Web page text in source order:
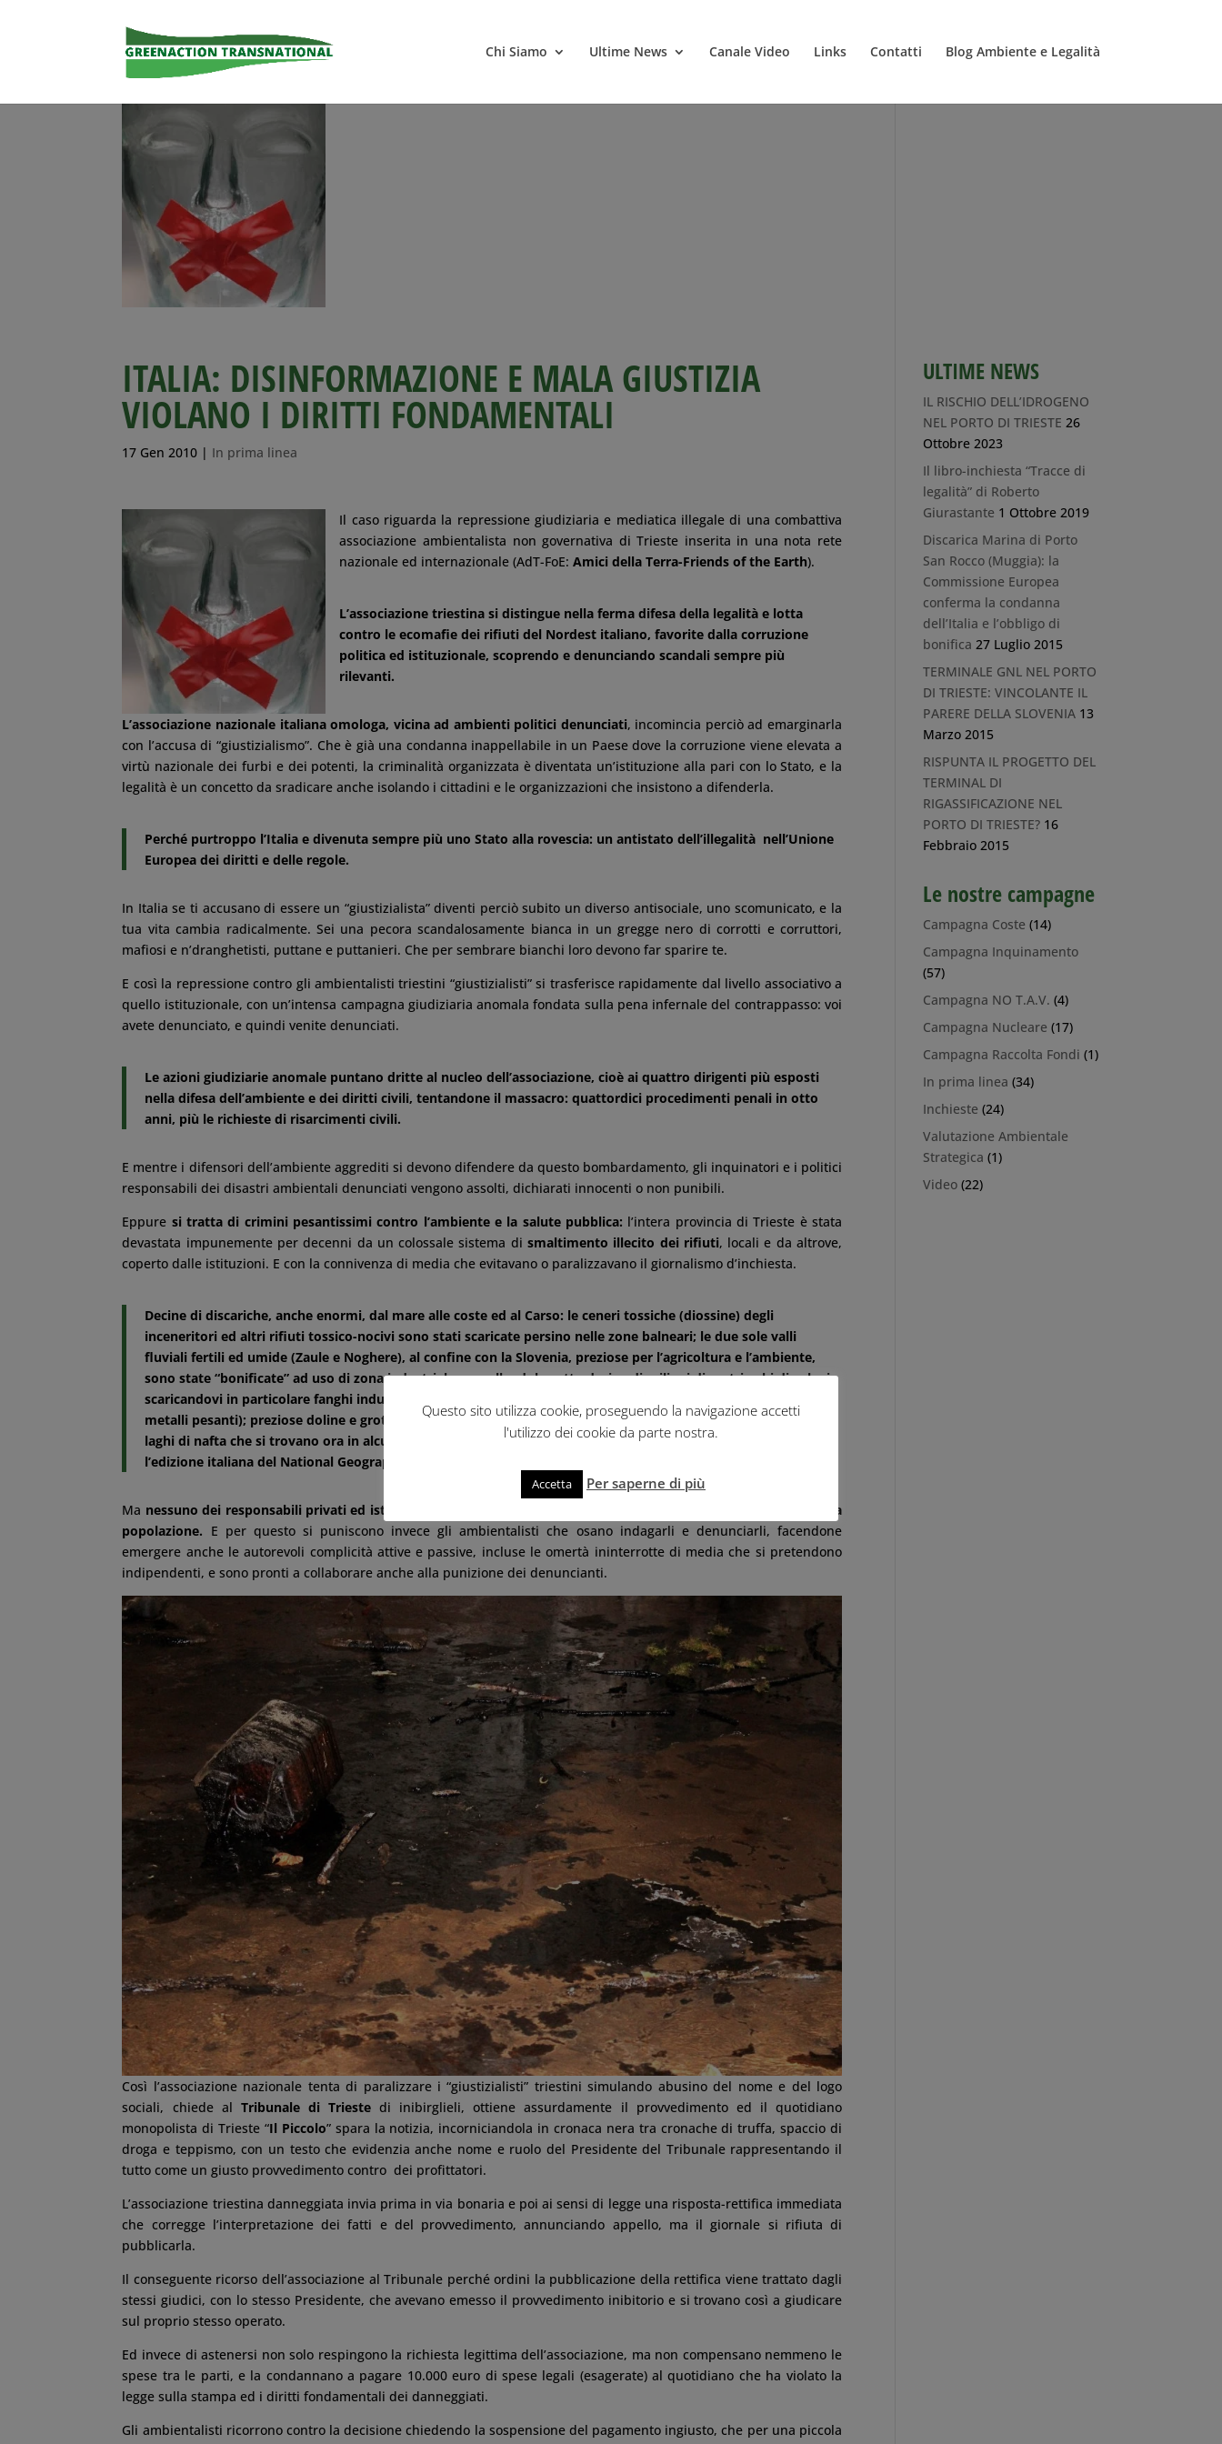
Chi Siamo Ultime News Canale Video Links Contatti Blog Ambiente e Legalità
ITALIA: DISINFORMAZIONE E MALA GIUSTIZIA
VIOLANO I DIRITTI FONDAMENTALI
17 Gen 2010 | In prima linea
Il caso riguarda la repressione giudiziaria e mediatica illegale di una combattiva
associazione ambientalista non governativa di Trieste inserita in una nota rete
nazionale ed internazionale (AdT-FoE:Amici della Terra-Friends of the Earth).
L’associazione triestina si distingue nella ferma difesa della legalità e lotta
contro le ecomafie dei rifiuti del Nordest italiano, favorite dalla corruzione
politica ed istituzionale, scoprendo e denunciando scandali sempre più
rilevanti.
L’associazione nazionale italiana omologa, vicina ad ambienti politici denunciati, incomincia perciò ad emarginarla
con l’accusa di “giustizialismo”. Che è già una condanna inappellabile in un Paese dove la corruzione viene elevata a
virtù nazionale dei furbi e dei potenti, la criminalità organizzata è diventata un’istituzione alla pari con lo Stato, e la
legalità è un concetto da sradicare anche isolando i cittadini e le organizzazioni che insistono a difenderla.
Perché purtroppo l’Italia e divenuta sempre più uno Stato alla rovescia: un antistato dell’illegalità nell’Unione
Europea dei diritti e delle regole.
In Italia se ti accusano di essere un “giustizialista” diventi perciò subito un diverso antisociale, uno scomunicato, e la
tua vita cambia radicalmente. Sei una pecora scandalosamente bianca in un gregge nero di corrotti e corruttori,
mafiosi e n’dranghetisti, puttane e puttanieri. Che per sembrare bianchi loro devono far sparire te.
E così la repressione contro gli ambientalisti triestini “giustizialisti” si trasferisce rapidamente dal livello associativo a
quello istituzionale, con un’intensa campagna giudiziaria anomala fondata sulla pena infernale del contrappasso: voi
avete denunciato, e quindi venite denunciati.
Le azioni giudiziarie anomale puntano dritte al nucleo dell’associazione, cioè ai quattro dirigenti più esposti
nella difesa dell’ambiente e dei diritti civili, tentandone il massacro: quattordici procedimenti penali in otto
anni, più le richieste di risarcimenti civili.
E mentre i difensori dell’ambiente aggrediti si devono difendere da questo bombardamento, gli inquinatori e i politici
responsabili dei disastri ambientali denunciati vengono assolti, dichiarati innocenti o non punibili.
Eppure si tratta di crimini pesantissimi contro l’ambiente e la salute pubblica: l’intera provincia di Trieste è stata
devastata impunemente per decenni da un colossale sistema di smaltimento illecito dei rifiuti, locali e da altrove,
coperto dalle istituzioni. E con la connivenza di media che evitavano o paralizzavano il giornalismo d’inchiesta.
Decine di discariche, anche enormi, dal mare alle coste ed al Carso: le ceneri tossiche (diossine) degli
inceneritori ed altri rifiuti tossico-nocivi sono stati scaricate persino nelle zone balneari; le due sole valli
fluviali fertili ed umide (Zaule e Noghere), al confine con la Slovenia, preziose per l’agricoltura e l’ambiente,
sono state “bonificate” ad uso di zona industriale seppellendole sotto decine di milioni di metri cubi di veleni,
scaricandovi in particolare fanghi industriali (i famigerati “sludges”, un micidiale mix di idrocarburi, acidi,
metalli pesanti); preziose doline e grotte carsiche utilizzate per fare sparire i rifiuti più scomodi (allucinanti i
laghi di nafta che si trovano ora in alcune di queste cavità), come ha documentato nel gennaio del 2010
l’edizione italiana del National Geographic.
Ma nessuno dei responsabili privati ed istituzionali dovrà mai rispondere per questi crimini contro l’ambiente e la
popolazione. E per questo si puniscono invece gli ambientalisti che osano indagarli e denunciarli, facendone
emergere anche le autorevoli complicità attive e passive, incluse le omertà ininterrotte di media che si pretendono
indipendenti, e sono pronti a collaborare anche alla punizione dei denuncianti.
Così l’associazione nazionale tenta di paralizzare i “giustizialisti” triestini simulando abusino del nome e del logo
sociali, chiede al Tribunale di Trieste di inibirglieli, ottiene assurdamente il provvedimento ed il quotidiano
monopolista di Trieste “Il Piccolo” spara la notizia, incorniciandola in cronaca nera tra cronache di truffa, spaccio di
droga e teppismo, con un testo che evidenzia anche nome e ruolo del Presidente del Tribunale rappresentando il
tutto come un giusto provvedimento contro dei profittatori.
L’associazione triestina danneggiata invia prima in via bonaria e poi ai sensi di legge una risposta-rettifica immediata
che corregge l’interpretazione dei fatti e del provvedimento, annunciando appello, ma il giornale si rifiuta di
pubblicarla.
Il conseguente ricorso dell’associazione al Tribunale perché ordini la pubblicazione della rettifica viene trattato dagli
stessi giudici, con lo stesso Presidente, che avevano emesso il provvedimento inibitorio e si trovano così a giudicare
sul proprio stesso operato.
Ed invece di astenersi non solo respingono la richiesta legittima dell’associazione, ma non compensano nemmeno le
spese tra le parti, e la condannano a pagare 10.000 euro di spese legali (esagerate) al quotidiano che ha violato la
legge sulla stampa ed i diritti fondamentali dei danneggiati.
Gli ambientalisti ricorrono contro la decisione chiedendo la sospensione del pagamento ingiusto, che per una piccola
ULTIME NEWS
IL RISCHIO DELL’IDROGENO
NEL PORTO DI TRIESTE 26
Ottobre 2023
Il libro-inchiesta “Tracce di
legalità” di Roberto
Giurastante 1 Ottobre 2019
Discarica Marina di Porto
San Rocco (Muggia): la
Commissione Europea
conferma la condanna
dell’Italia e l’obbligo di
bonifica 27 Luglio 2015
TERMINALE GNL NEL PORTO
DI TRIESTE: VINCOLANTE IL
PARERE DELLA SLOVENIA 13
Marzo 2015
RISPUNTA IL PROGETTO DEL
TERMINAL DI
RIGASSIFICAZIONE NEL
PORTO DI TRIESTE? 16
Febbraio 2015
Le nostre campagne
Campagna Coste (14)
Campagna Inquinamento
(57)
Campagna NO T.A.V. (4)
Campagna Nucleare (17)
Campagna Raccolta Fondi (1)
In prima linea (34)
Inchieste (24)
Valutazione Ambientale
Strategica (1)
Video (22)
Questo sito utilizza cookie, proseguendo la navigazione accetti
l'utilizzo dei cookie da parte nostra.
Accetta Per saperne di più